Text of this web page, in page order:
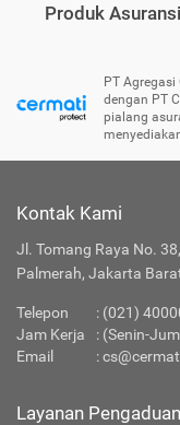
Produk
PT
dengan PT
pialang
Kontak Kami
Jl. Tomang Raya No.
Palmerah, Jakarta
Telepon : (021)
Jam Kerja
: (Senin-
Email
:
Layanan